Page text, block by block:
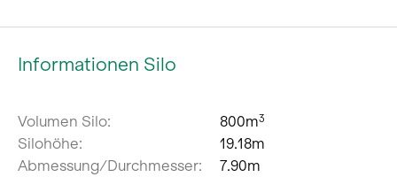
Informationen Silo
Volumen Silo: 800m3
Silohöhe:
19.18m
Abmessung/Durchmesser:
7.90m